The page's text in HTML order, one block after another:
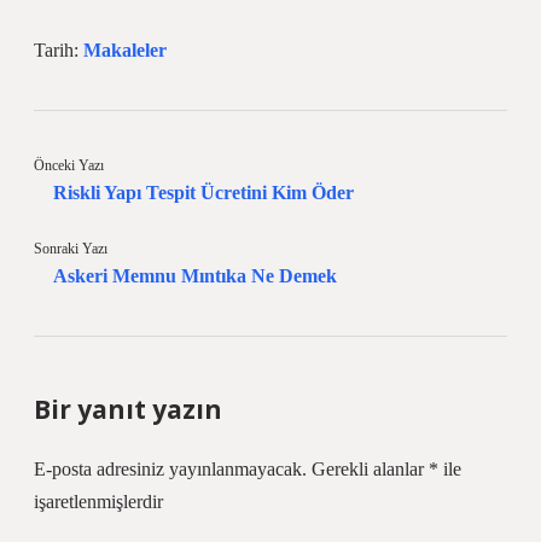
Tarih: Makaleler
Önceki Yazı
Riskli Yapı Tespit Ücretini Kim Öder
Sonraki Yazı
Askeri Memnu Mıntıka Ne Demek
Bir yanıt yazın
E-posta adresiniz yayınlanmayacak. Gerekli alanlar * ile
işaretlenmişlerdir